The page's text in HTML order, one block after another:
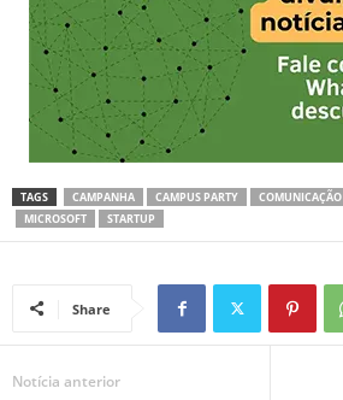
TAGS CAMPANHA CAMPUS PARTY COMUNICAÇÃO
MICROSOFT
STARTUP
Share
Notícia anterior